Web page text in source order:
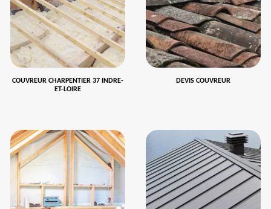
COUVREUR CHARPENTIER 37 INDRE-
ET-LOIRE
DEVIS COUVREUR